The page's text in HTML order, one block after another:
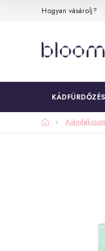
Hogyan vásárolj?
KÁDFÜRDŐZÉS
Kezdőlap